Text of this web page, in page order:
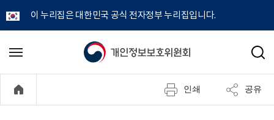
이 누리집은 대한민국 공식 전자정부 누리집입니다.
개
정
메
기
검
인쇄 공유